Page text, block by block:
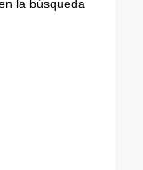
la búsqueda